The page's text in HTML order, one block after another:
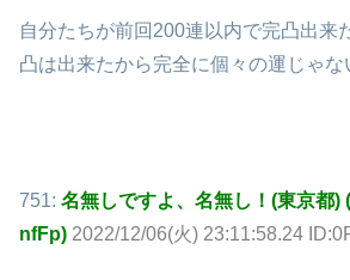
自分たちが前回200連以内で完凸出来
凸は出来たから完全に個々の運じゃな
751: 名無しですよ、名無し！(東京都)
nfFp) 2022/12/06(火) 23:11:58.24